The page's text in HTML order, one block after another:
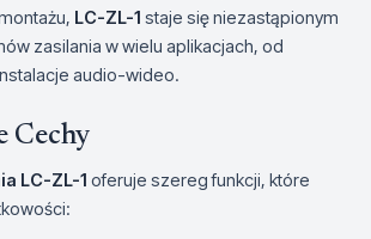
LC-ZL-1 staje się niezastąpionym
zasilania w wielu aplikacjach, od
audio-wideo.
Cechy
LC-ZL-1 oferuje szereg funkcji, które